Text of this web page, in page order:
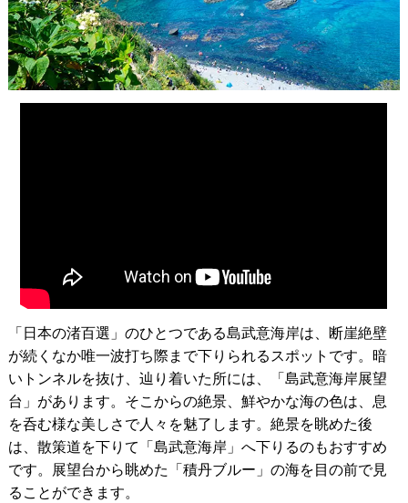
「日本の渚百選」のひとつである島武意海岸は、断崖絶壁
が続くなか唯一波打ち際まで下りられるスポットです。暗
いトンネルを抜け、辿り着いた所には、「島武意海岸展望
台」があります。そこからの絶景、鮮やかな海の色は、息
を呑む様な美しさで人々を魅了します。絶景を眺めた後
は、散策道を下りて「島武意海岸」へ下りるのもおすすめ
です。展望台から眺めた「積丹ブルー」の海を目の前で見
ることができます。